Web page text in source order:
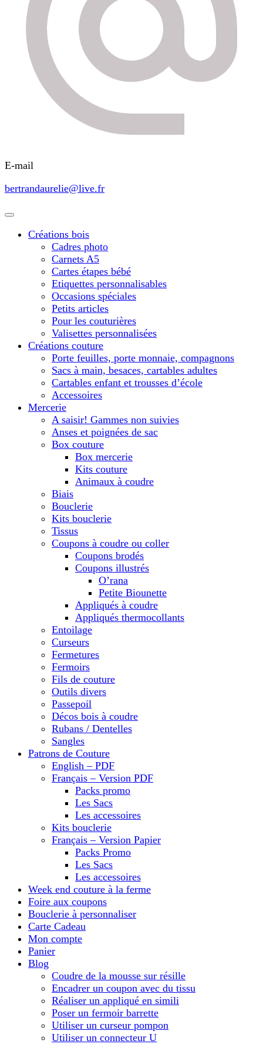
E-mail
bertrandaurelie@live.fr
Créations bois
Cadres photo
Carnets A5
Cartes étapes bébé
Etiquettes personnalisables
Occasions spéciales
Petits articles
Pour les couturières
Valisettes personnalisées
Créations couture
Porte feuilles, porte monnaie, compagnons
Sacs à main, besaces, cartables adultes
Cartables enfant et trousses d’école
Accessoires
Mercerie
A saisir! Gammes non suivies
Anses et poignées de sac
Box couture
Box mercerie
Kits couture
Animaux à coudre
Biais
Bouclerie
Kits bouclerie
Tissus
Coupons à coudre ou coller
Coupons brodés
Coupons illustrés
O’rana
Petite Biounette
Appliqués à coudre
Appliqués thermocollants
Entoilage
Curseurs
Fermetures
Fermoirs
Fils de couture
Outils divers
Passepoil
Décos bois à coudre
Rubans / Dentelles
Sangles
Patrons de Couture
English – PDF
Français – Version PDF
Packs promo
Les Sacs
Les accessoires
Kits bouclerie
Français – Version Papier
Packs Promo
Les Sacs
Les accessoires
Week end couture à la ferme
Foire aux coupons
Bouclerie à personnaliser
Carte Cadeau
Mon compte
Panier
Blog
Coudre de la mousse sur résille
Encadrer un coupon avec du tissu
Réaliser un appliqué en simili
Poser un fermoir barrette
Utiliser un curseur pompon
Utiliser un connecteur U